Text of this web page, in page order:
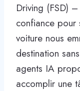
Driving (FSD)
confiance pour
voiture nous
destination
agents IA
accomplir une